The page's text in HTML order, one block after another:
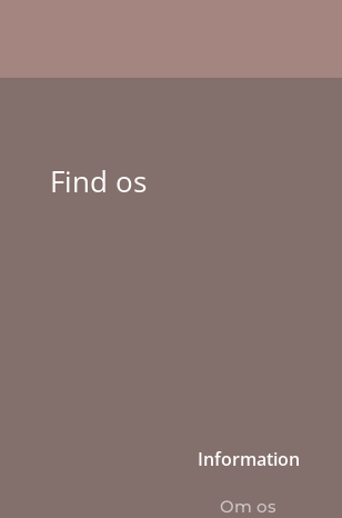
Find os
Information
Om os